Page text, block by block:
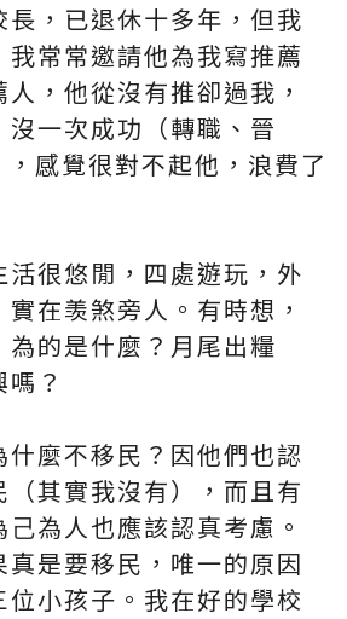
長，已退休十多年，但我
常常邀請他為我寫推薦
，他從沒有推卻過我，
一次成功（轉職、晉
感覺很對不起他，浪費了
活很悠閒，四處遊玩，外
在羡煞旁人。有時想，
為的是什麼？月尾出糧
？
麼不移民？因他們也認
其實我沒有），而且有
己為人也應該認真考慮。
是要移民，唯一的原因
小孩子。我在好的學校